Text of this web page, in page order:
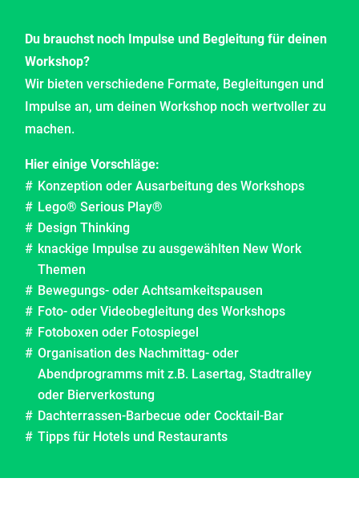
Du brauchst noch Impulse und Begleitung für deinen
Workshop?
Wir bieten verschiedene Formate, Begleitungen und
Impulse an, um deinen Workshop noch wertvoller zu
machen.
Hier einige Vorschläge:
Konzeption oder Ausarbeitung des Workshops
Lego® Serious Play®
Design Thinking
knackige Impulse zu ausgewählten New Work
Themen
Bewegungs- oder Achtsamkeitspausen
Foto- oder Videobegleitung des Workshops
Fotoboxen oder Fotospiegel
Organisation des Nachmittag- oder
Abendprogramms mit z.B. Lasertag, Stadtralley
oder Bierverkostung
Dachterrassen-Barbecue oder Cocktail-Bar
Tipps für Hotels und Restaurants